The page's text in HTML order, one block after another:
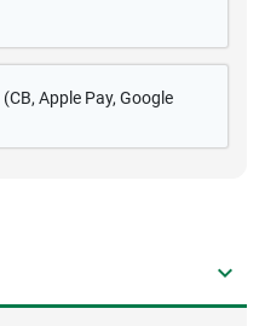
(CB, Apple Pay, Google